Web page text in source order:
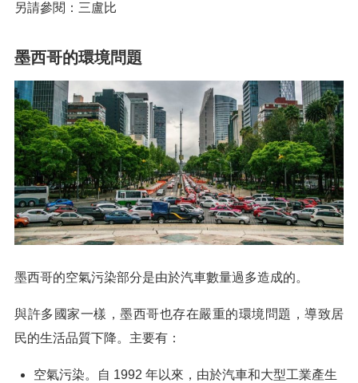
另請參閱：三盧比
墨西哥的環境問題
墨西哥的空氣污染部分是由於汽車數量過多造成的。
與許多國家一樣，墨西哥也存在嚴重的環境問題，導致居
民的生活品質下降。主要有：
空氣污染。自 1992 年以來，由於汽車和大型工業產生